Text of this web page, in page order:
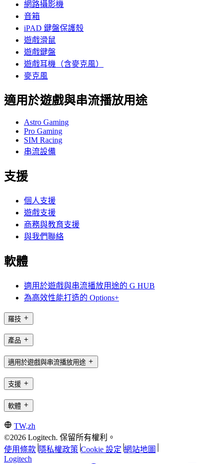
網路攝影機
音箱
iPAD 鍵盤保護殼
遊戲滑鼠
遊戲鍵盤
遊戲耳機（含麥克風）
麥克風
適用於遊戲與串流播放用途
Astro Gaming
Pro Gaming
SIM Racing
串流設備
支援
個人支援
遊戲支援
商務與教育支援
與我們聯絡
軟體
適用於遊戲與串流播放用途的 G HUB
為高效性能打造的 Options+
羅技
產品
適用於遊戲與串流播放用途
支援
軟體
TW,zh
©2026 Logitech. 保留所有權利。
使用條款 隱私權政策 Cookie 設定 網站地圖
Logitech